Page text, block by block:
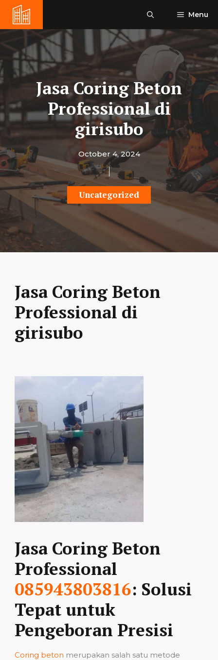
content
Menu
Jasa Coring Beton
Professional di
girisubo
October 4, 2024
Uncategorized
Jasa Coring Beton
Professional di
girisubo
Jasa Coring Beton
Professional
085943803816: Solusi
Tepat untuk
Pengeboran Presisi
Coring beton merupakan salah satu metode